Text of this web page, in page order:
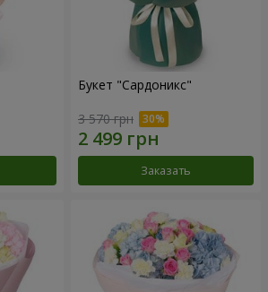
Букет "Сардоникс"
3 570 грн
Заказать